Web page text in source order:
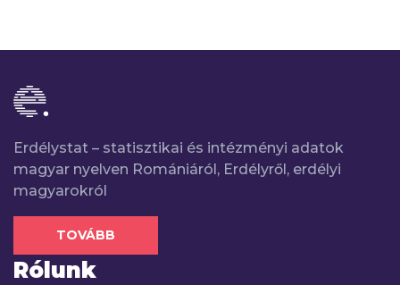
Erdélystat – statisztikai és intézményi adatok
magyar nyelven Romániáról, Erdélyről, erdélyi
magyarokról
TOVÁBB
Rólunk